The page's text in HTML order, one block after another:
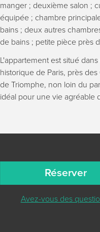
manger ; deuxième salon ;
équipée ; chambre
bains ; deux autres
de bains ; petite pièce près
L'appartement est situé
historique de Paris, près
de Triomphe, non loin du
idéal pour une vie agréable
Réserver
Avez-vous des